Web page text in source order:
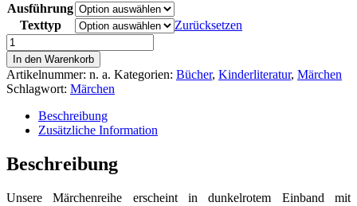
bis
17,00 €
Ausführung
Texttyp
Zurücksetzen
Andersen,
Hans
Christian:
Märchen
von
Hans
Christian
Andersen
-
5
In den Warenkorb
Artikelnummer: n. a. Kategorien: Bücher, Kinderliteratur, Märchen
Schlagwort: Märchen
Beschreibung
Zusätzliche Information
Beschreibung
Unsere Märchenreihe erscheint in dunkelrotem Einband mit